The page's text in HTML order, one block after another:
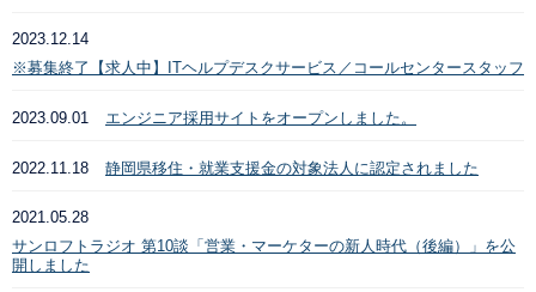
2023.12.14
※募集終了【求人中】ITヘルプデスクサービス／コールセンタースタッフ
2023.09.01 エンジニア採用サイトをオープンしました。
2022.11.18 静岡県移住・就業支援金の対象法人に認定されました
2021.05.28
サンロフトラジオ 第10談「営業・マーケターの新人時代（後編）」を公
開しました